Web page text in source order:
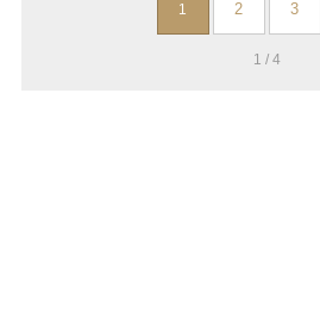
1 2 3
1 / 4